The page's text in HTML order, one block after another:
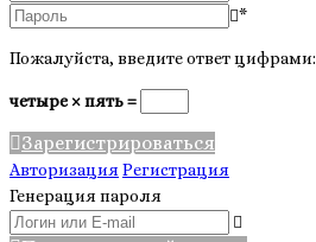
*
Пожалуйста, введите ответ цифрами:
четыре × пять =
Зарегистрироваться
Авторизация Регистрация
Генерация пароля